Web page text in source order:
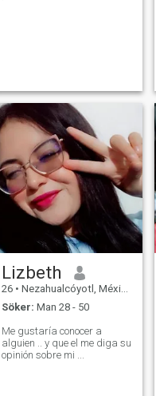
Lizbeth
26 • Nezahualcóyotl, México, Mexico
Söker: Man 28 - 50
Me gustaría conocer a
alguien .. y que el me diga su
opinión sobre mi ...